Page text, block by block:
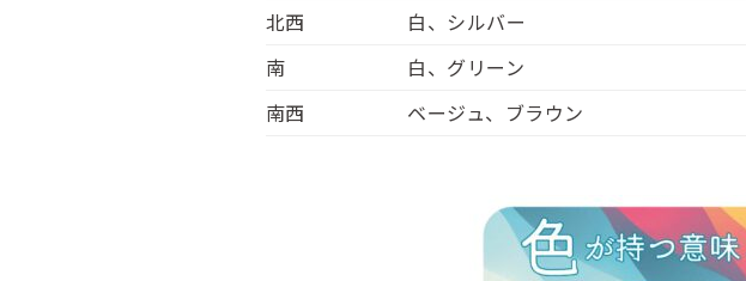
北西
白、シルバー
南
白、グリーン
南西
ベージュ、ブラウン